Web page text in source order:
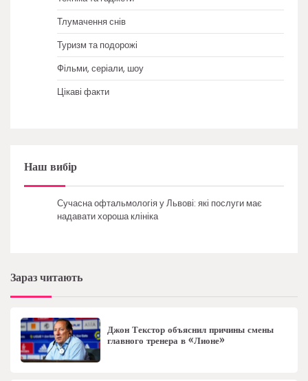
Тлумачення снів
Туризм та подорожі
Фільми, серіали, шоу
Цікаві факти
Наш вибір
Сучасна офтальмологія у Львові: які послуги має
надавати хороша клініка
Зараз читають
Джон Текстор объяснил причины смены
главного тренера в «Лионе»